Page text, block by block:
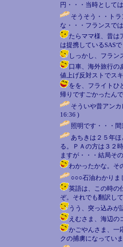
円・・・当時として
そうそう・・ト
な・・・フランスで
たらママ様、昔は
は提携しているSAS
しっかし、フラン
口車、海外旅行の
値上げ反対ストでス
をを、フライトひ
帰りですごかったん
そういや昔アン
16:36 )
照明です・・・
あちきは２５年
る。ＰＡの方は３２
ますが・・・結局そ
わかったかな。そ
○○○石油わかりま
英語は、この時の
ぞ。それでも翻訳し
うう、突っ込みが
えむさま、海辺の
かごやんさま、一
クの捕虜になってい